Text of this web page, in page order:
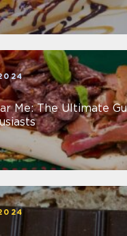
Me: The Ultimate